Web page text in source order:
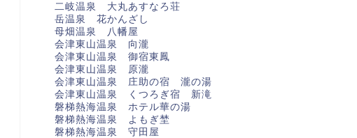
二岐温泉 大丸あすなろ荘
岳温泉 花かんざし
母畑温泉 八幡屋
会津東山温泉 向瀧
会津東山温泉 御宿東鳳
会津東山温泉 原瀧
会津東山温泉 庄助の宿 瀧の湯
会津東山温泉 くつろぎ宿 新滝
磐梯熱海温泉 ホテル華の湯
磐梯熱海温泉 よもぎ埜
磐梯熱海温泉 守田屋